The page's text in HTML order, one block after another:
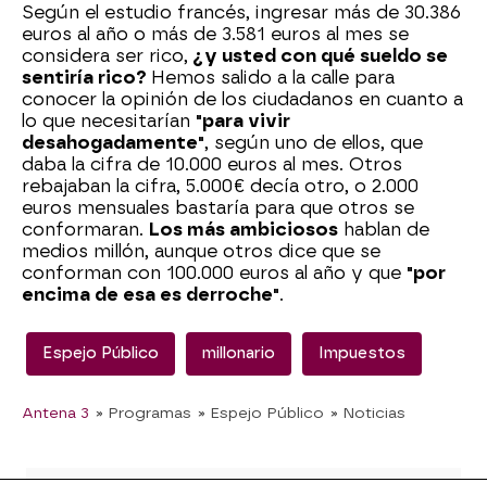
Según el estudio francés, ingresar más de 30.386
euros al año o más de 3.581 euros al mes se
considera ser rico, ¿y usted con qué sueldo se
sentiría rico? Hemos salido a la calle para
conocer la opinión de los ciudadanos en cuanto a
lo que necesitarían "para vivir
desahogadamente", según uno de ellos, que
daba la cifra de 10.000 euros al mes. Otros
rebajaban la cifra, 5.000€ decía otro, o 2.000
euros mensuales bastaría para que otros se
conformaran. Los más ambiciosos hablan de
medios millón, aunque otros dice que se
conforman con 100.000 euros al año y que "por
encima de esa es derroche".
Espejo Público millonario Impuestos
Antena 3 » Programas » Espejo Público » Noticias